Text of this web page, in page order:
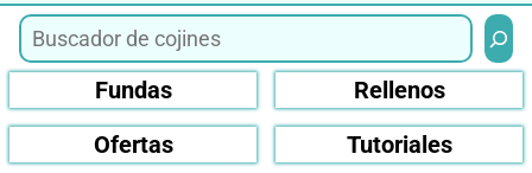
Fundas
Rellenos
Ofertas
Tutoriales